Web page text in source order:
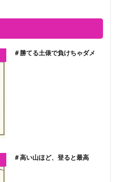
＃勝てる土俵で負けちゃダメ
＃高い山ほど、登ると最高